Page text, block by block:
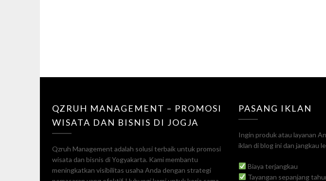
QZRUH MANAGEMENT – PROMOSI
WISATA DAN BISNIS DI JOGJA
Qzruh Management adalah solusi terbaik untuk promosi
wisata dan bisnis di Yogyakarta. Kami membantu
meningkatkan visibilitas usaha Anda dengan strategi
PASANG IKLAN
Ingin produk atau layanan
iklan di blog ini dan jangkau
Biaya terjangkau
Tayangan sepanjang